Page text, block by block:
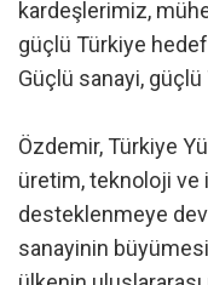
kardeşlerimiz,
güçlü Türkiye
Güçlü sanayi, güçlü
Özdemir, Türkiye
üretim, teknoloji ve
desteklenmeye
sanayinin